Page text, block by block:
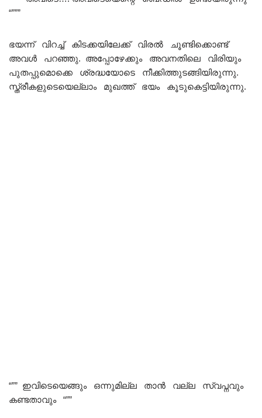
“”””
ഭയന്ന് വിറച്ച് കിടക്കയിലേക്ക് വിരൽ ചൂണ്ടിക്കൊണ്ട്
അവൾ പറഞ്ഞു. അപ്പോഴേക്കും അവനതിലെ വിരിയും
പുതപ്പുമൊക്കെ ശ്രദ്ധയോടെ നീക്കിത്തുടങ്ങിയിരുന്നു.
സ്ത്രീകളുടെയെല്ലാം മുഖത്ത് ഭയം കൂടുകെട്ടിയിരുന്നു.
“”” ഇവിടെയെങ്ങും ഒന്നുമില്ല താൻ വല്ല സ്വപ്നവും
കണ്ടതാവും “””